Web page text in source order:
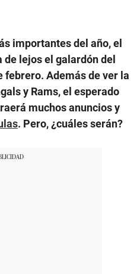
importantes del año, el
de lejos el galardón del
febrero. Además de ver la
y Rams, el esperado
muchos anuncios y
. Pero, ¿cuáles serán?